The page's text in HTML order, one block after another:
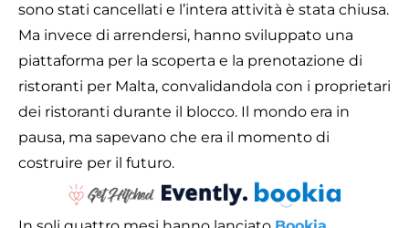
sono stati cancellati e l’intera attività è stata chiusa.
Ma invece di arrendersi, hanno sviluppato una
piattaforma per la scoperta e la prenotazione di
ristoranti per Malta, convalidandola con i proprietari
dei ristoranti durante il blocco. Il mondo era in
pausa, ma sapevano che era il momento di
costruire per il futuro.